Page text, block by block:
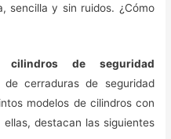
sencilla y sin ruidos. ¿Cómo
cilindros de seguridad
cerraduras de seguridad
modelos de cilindros con
destacan las siguientes